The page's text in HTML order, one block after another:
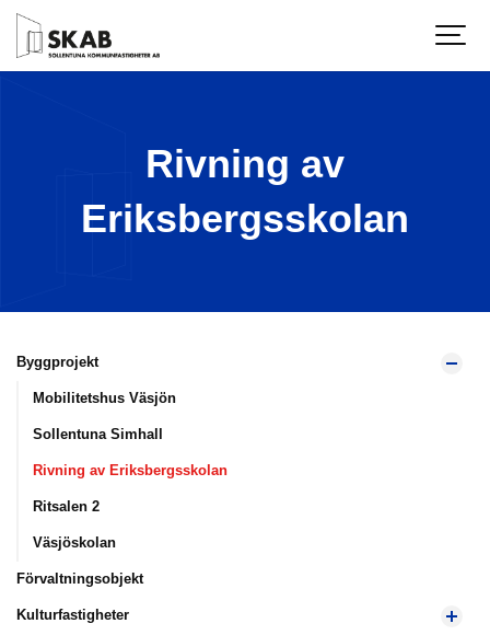
Rivning av
Eriksbergsskolan
Byggprojekt
Mobilitetshus Väsjön
Sollentuna Simhall
Rivning av Eriksbergsskolan
Ritsalen 2
Väsjöskolan
Förvaltningsobjekt
Kulturfastigheter